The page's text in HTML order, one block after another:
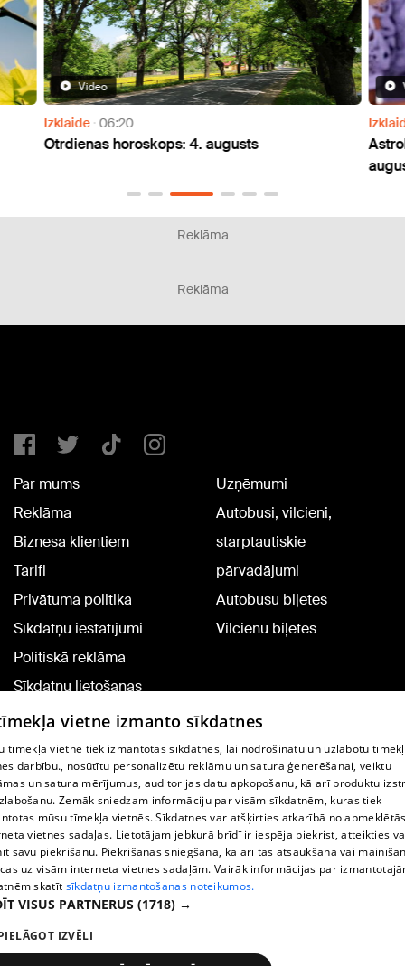
Video
Izklaide 06:20
Otrdienas horoskops: 4. augusts
Reklāma
Reklāma
Par mums
Reklāma
Biznesa klientiem
Tarifi
Privātuma politika
Sīkdatņu iestatījumi
Politiskā reklāma
Sīkdatņu lietošanas
noteikumi
Komentāru pievienošana
Uzņēmumi
Autobusi, vilcieni,
starptautiskie
pārvadājumi
Autobusu biļetes
Vilcienu biļetes
TV programma
Līguma noteikumi
360 Ziņu kontakti
Helio Media
Portāla palīdzības dienests: e-pasts -
vietne izmanto sīkdatnes
tīmekļa vietnē tiek izmantotas sīkdatnes, lai nodrošinātu un uzlabotu
darbību., nosūtītu personalizētu reklāmu un satura ģenerēšanai, veiktu
un satura mērījumus, auditorijas datu apkopošanu, kā arī produktu
Zemāk sniedzam informāciju par visām sīkdatnēm, kuras tiek
mūsu tīmekļa vietnēs. Sīkdatnes var atšķirties atkarībā no
vietnes sadaļas. Lietotājam jebkurā brīdī ir iespēja piekrist, atteikties
savu piekrišanu. Piekrišanas sniegšana, kā arī tās atsaukšana vai
uz visām interneta vietnes sadaļām. Vairāk informācijas par
skatīt sīkdatņu izmantošanas noteikumos.
VISUS PARTNERUS (1718) →
IZVĒLI